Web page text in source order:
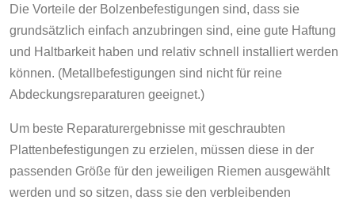
Die Vorteile der Bolzenbefestigungen sind, dass sie
grundsätzlich einfach anzubringen sind, eine gute Haftung
und Haltbarkeit haben und relativ schnell installiert werden
können. (Metallbefestigungen sind nicht für reine
Abdeckungsreparaturen geeignet.)
Um beste Reparaturergebnisse mit geschraubten
Plattenbefestigungen zu erzielen, müssen diese in der
passenden Größe für den jeweiligen Riemen ausgewählt
werden und so sitzen, dass sie den verbleibenden